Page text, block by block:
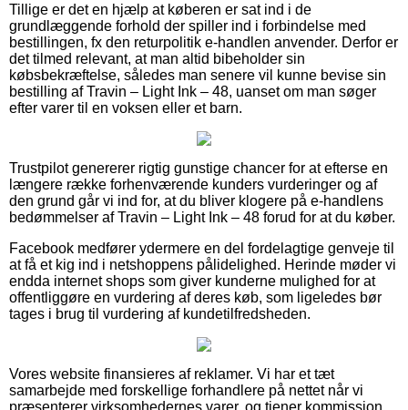
Tillige er det en hjælp at køberen er sat ind i de
grundlæggende forhold der spiller ind i forbindelse med
bestillingen, fx den returpolitik e-handlen anvender. Derfor er
det tilmed relevant, at man altid bibeholder sin
købsbekræftelse, således man senere vil kunne bevise sin
bestilling af Travin – Light Ink – 48, uanset om man søger
efter varer til en voksen eller et barn.
Trustpilot genererer rigtig gunstige chancer for at efterse en
længere række forhenværende kunders vurderinger og af
den grund går vi ind for, at du bliver klogere på e-handlens
bedømmelser af Travin – Light Ink – 48 forud for at du køber.
Facebook medfører ydermere en del fordelagtige genveje til
at få et kig ind i netshoppens pålidelighed. Herinde møder vi
endda internet shops som giver kunderne mulighed for at
offentliggøre en vurdering af deres køb, som ligeledes bør
tages i brug til vurdering af kundetilfredsheden.
Vores website finansieres af reklamer. Vi har et tæt
samarbejde med forskellige forhandlere på nettet når vi
præsenterer virksomhedernes varer, og tjener kommission